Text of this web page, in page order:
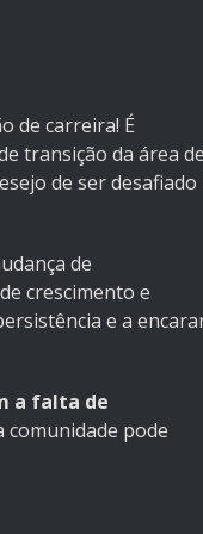
de carreira! É
transição da área
de ser desafiado
de
crescimento e
e a
a falta de
comunidade pode